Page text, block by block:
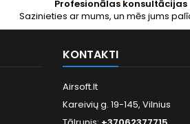
Profesionālas konsultācijas
Sazinieties ar mums, un mēs jums
KONTAKTI
Airsoft.lt
Kareivių g. 19-145, Vilnius